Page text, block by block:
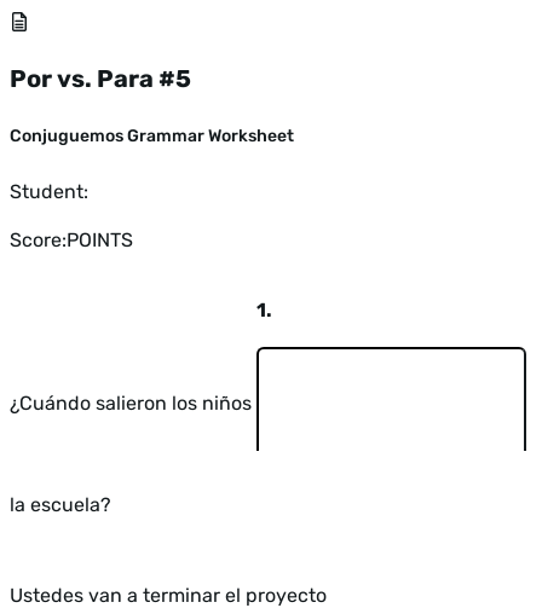
Por vs. Para #5
Conjuguemos Grammar Worksheet
Student:
Score:POINTS
¿Cuándo salieron los niños
1.
la escuela?
Ustedes van a terminar el proyecto